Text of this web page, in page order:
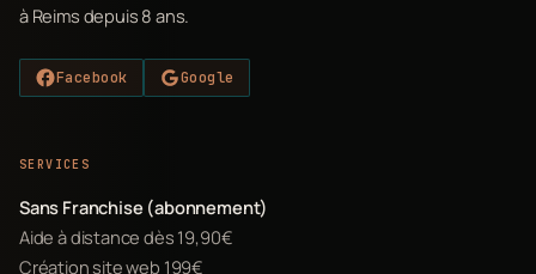
à Reims depuis 8 ans.
Facebook Google
SERVICES
Sans Franchise (abonnement)
Aide à distance dès 19,90€
Création site web 199€